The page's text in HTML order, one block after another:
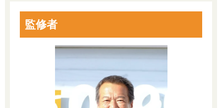
監修者